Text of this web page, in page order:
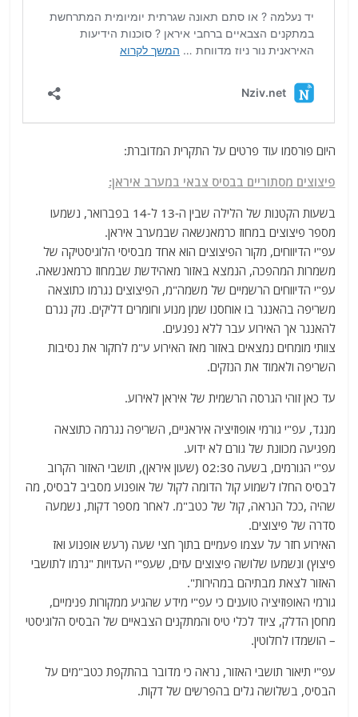
היום פורסמו עוד פרטים על התקרית המדוברת:
פיצוצים מסתוריים בבסיס צבאי במערב איראן:
בשעות הקטנות של הלילה שבין ה-13 ל-14 בפברואר, נשמעו
מספר פיצוצים במחוז כרמאנשאה שבמערב איראן.
עפ"י הדיווחים, מקור הפיצוצים הוא אחד מבסיסי הלוגיסטיקה של
משמרות המהפכה, הנמצא באזור מאהידשת שבמחוז כרמאנשאה.
עפ"י הדיווחים הרשמיים של משמה"מ, הפיצוצים נגרמו כתוצאה
משריפה בהאנגר בו אוחסנו שמן מנוע וחומרים דליקים. נזק נגרם
להאנגר אך האירוע עבר ללא נפגעים.
צוותי מומחים נמצאים באזור מאז האירוע ע"מ לחקור את נסיבות
השריפה ולאמוד את הנזקים.
עד כאן זוהי הגרסה הרשמית של איראן לאירוע.
מנגד, עפ"י גורמי אופוזיציה איראניים, השריפה נגרמה כתוצאה
מפגיעה מכוונת של גורם לא ידוע.
עפ"י הגורמים, בשעה 02:30 (שעון איראן), תושבי האזור הקרוב
לבסיס החלו לשמוע קול הדומה לקול של אופנוע מסביב לבסיס, מה
שהיה ,ככל הנראה, קול של כטב"מ. לאחר מספר דקות, נשמעה
סדרה של פיצוצים.
האירוע חזר על עצמו פעמיים בתוך חצי שעה (רעש אופנוע ואז
פיצוץ) ונשמעו שלושה פיצוצים עזים, שעפ"י העדויות "גרמו לתושבי
האזור לצאת מבתיהם במהירות".
גורמי האופוזיציה טוענים כי עפ"י מידע שהגיע ממקורות פנימיים,
מחסן הדלק, ציוד לכלי טיס והמתקנים הצבאיים של הבסיס הלוגיסטי
– הושמדו לחלוטין.
עפ"י תיאור תושבי האזור, נראה כי מדובר בהתקפת כטב"מים על
הבסיס, בשלושה גלים בהפרשים של דקות.